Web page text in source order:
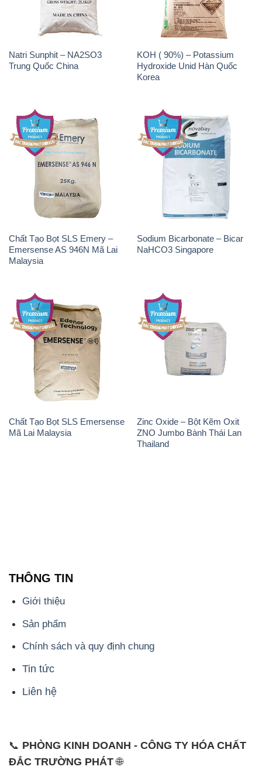
Chất Tạo Bọt SLS Emery –
Emersense AS 946N Mã Lai
Malaysia
Sodium Bicarbonate – Bicar
NaHCO3 Singapore
Chất Tạo Bọt SLS Emersense
Mã Lai Malaysia
Zinc Oxide – Bột Kẽm Oxit
ZNO Jumbo Bành Thái Lan
Thailand
Chính sách và quy định chung
Tin tức
Liên hệ
📞
PHÒNG KINH DOANH - CÔNG TY HÓA CHẤT
ĐẮC TRƯỜNG PHÁT
- 028.3756.1835 - 028.3756.1840 - 028.3756.1841-